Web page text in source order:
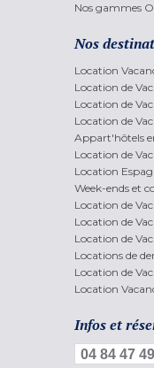
Nos gammes
Nos
Location
Location de
Location de
Location de
Appart'hôtels
Location de
Location
Week-ends et
Location de
Location de
Location de
Locations de
Location de
Location
Infos et
04 84 47